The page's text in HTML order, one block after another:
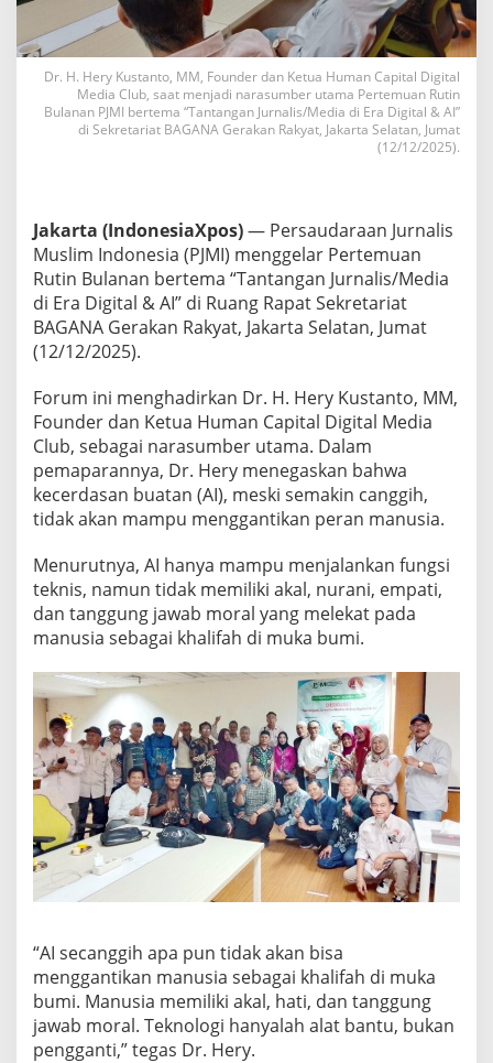
A
I
T
a
k
G
k
a
n
M
a
n
a
Dr. H. Hery Kustanto, MM, Founder dan Ketua Human Capital Digital
Media Club, saat menjadi narasumber utama Pertemuan Rutin
Bulanan PJMI bertema “Tantangan Jurnalis/Media di Era Digital & AI”
di Sekretariat BAGANA Gerakan Rakyat, Jakarta Selatan, Jumat
(12/12/2025).
Jakarta (IndonesiaXpos)— Persaudaraan Jurnalis
Muslim Indonesia (PJMI) menggelar Pertemuan
Rutin Bulanan bertema “Tantangan Jurnalis/Media
di Era Digital & AI” di Ruang Rapat Sekretariat
BAGANA Gerakan Rakyat, Jakarta Selatan, Jumat
(12/12/2025).
Forum ini menghadirkan Dr. H. Hery Kustanto, MM,
Founder dan Ketua Human Capital Digital Media
Club, sebagai narasumber utama. Dalam
pemaparannya, Dr. Hery menegaskan bahwa
kecerdasan buatan (AI), meski semakin canggih,
tidak akan mampu menggantikan peran manusia.
Menurutnya, AI hanya mampu menjalankan fungsi
teknis, namun tidak memiliki akal, nurani, empati,
dan tanggung jawab moral yang melekat pada
manusia sebagai khalifah di muka bumi.
“AI secanggih apa pun tidak akan bisa
menggantikan manusia sebagai khalifah di muka
bumi. Manusia memiliki akal, hati, dan tanggung
jawab moral. Teknologi hanyalah alat bantu, bukan
pengganti,” tegas Dr. Hery.